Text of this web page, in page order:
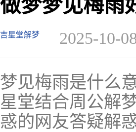
做梦梦见梅雨
吉星堂解梦 2025-10-
梦见梅雨是什么
星堂结合周公解
惑的网友答疑解惑